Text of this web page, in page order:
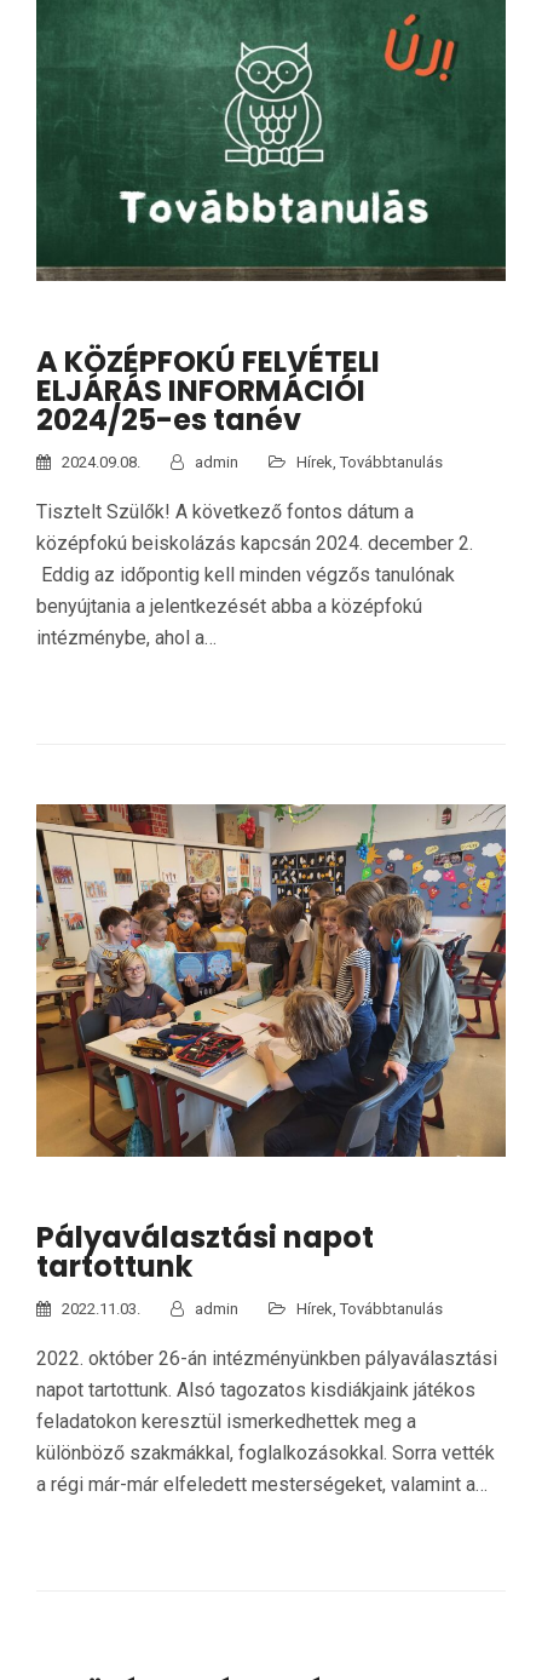
A KÖZÉPFOKÚ FELVÉTELI
ELJÁRÁS INFORMÁCIÓI
2024/25-es tanév
2024.09.08. admin Hírek ,Továbbtanulás
Tisztelt Szülők! A következő fontos dátum a
középfokú beiskolázás kapcsán 2024. december 2.
Eddig az időpontig kell minden végzős tanulónak
benyújtania a jelentkezését abba a középfokú
intézménybe, ahol a…
Pályaválasztási napot
tartottunk
2022.11.03. admin Hírek ,Továbbtanulás
2022. október 26-án intézményünkben pályaválasztási
napot tartottunk. Alsó tagozatos kisdiákjaink játékos
feladatokon keresztül ismerkedhettek meg a
különböző szakmákkal, foglalkozásokkal. Sorra vették
a régi már-már elfeledett mesterségeket, valamint a…